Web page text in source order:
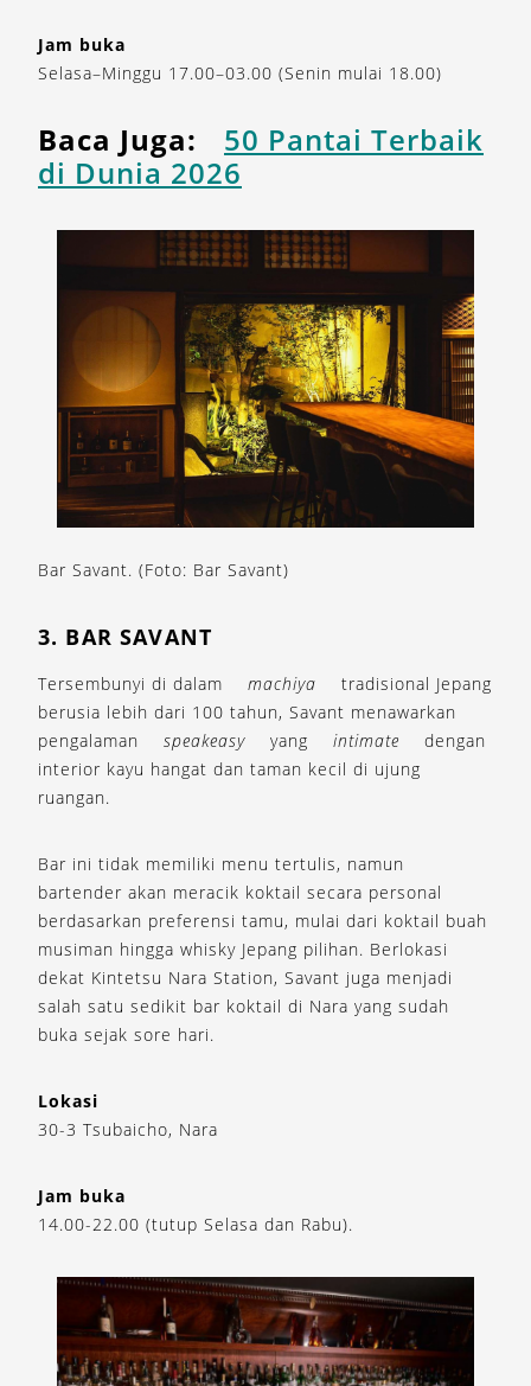
Jam buka
Selasa–Minggu 17.00–03.00 (Senin mulai 18.00)
Baca Juga:
50 Pantai Terbaik
di Dunia 2026
Bar Savant. (Foto: Bar Savant)
3. BAR SAVANT
Tersembunyi di dalam machiya
tradisional Jepang
berusia lebih dari 100 tahun, Savant menawarkan
pengalaman
speakeasy yang intimate
dengan
interior kayu hangat dan taman kecil di ujung
ruangan.
Bar ini tidak memiliki menu tertulis, namun
bartender akan meracik koktail secara personal
berdasarkan preferensi tamu, mulai dari koktail buah
musiman hingga whisky Jepang pilihan. Berlokasi
dekat Kintetsu Nara Station, Savant juga menjadi
salah satu sedikit bar koktail di Nara yang sudah
buka sejak sore hari.
Lokasi
30-3 Tsubaicho, Nara
Jam buka
14.00-22.00 (tutup Selasa dan Rabu).